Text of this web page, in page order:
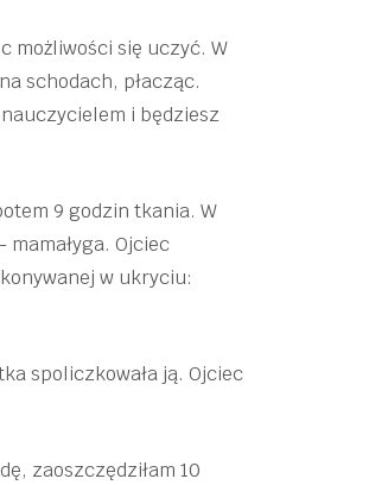
możliwości się uczyć. W
schodach, płacząc.
nauczycielem i będziesz
9 godzin tkania. W
Ojciec
w ukryciu:
spoliczkowała ją. Ojciec
zaoszczędziłam 10